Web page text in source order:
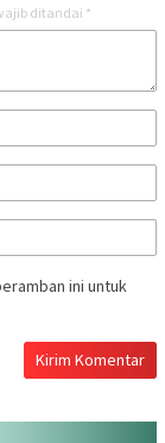
ditandai *
ini untuk